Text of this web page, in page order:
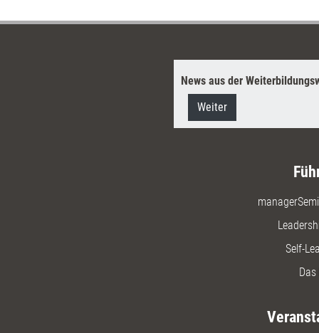
News aus der
Weiter
Self-